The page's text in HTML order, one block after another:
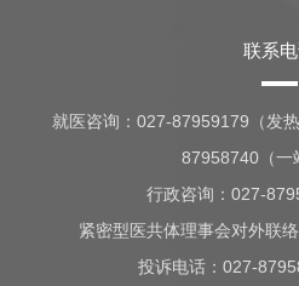
联系
就医咨询： 027-87959179（发
87958740（一
行政咨询：027-
紧密型医共体理事会对外联
投诉电话：027-